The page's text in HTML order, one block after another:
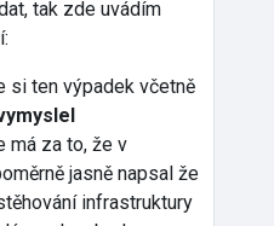
tak zde uvádím
si ten výpadek včetně
má za to, že v
jasně napsal že
infrastruktury